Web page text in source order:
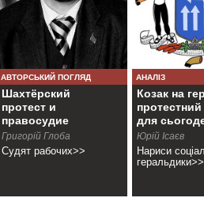
АВТОРСЬКИЙ ПОГЛЯД
Шахтёрский
протест и
правосудие
олигархов
Григорій Глоба
Судят рабочих>>
АНАЛІЗ
Козак на
для
Юрій Ісаєв
Нариси
геральдики>>